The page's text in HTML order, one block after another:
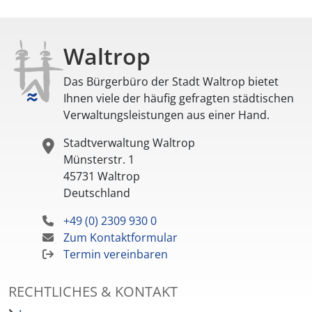
Waltrop
Das Bürgerbüro der Stadt Waltrop bietet
Ihnen viele der häufig gefragten städtischen
Verwaltungsleistungen aus einer Hand.
Stadtverwaltung Waltrop
Münsterstr. 1
45731 Waltrop
Deutschland
+49 (0) 2309 930 0
Zum Kontaktformular
Termin vereinbaren
RECHTLICHES & KONTAKT